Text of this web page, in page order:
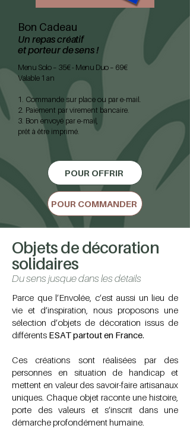
Bon Cadeau
Un repas créatif
et porteur de sens !
Menu Solo – 35€ - Menu Duo – 69€
Valable 1 an
1. Commande sur place ou par e-mail.
2. Paiement par virement bancaire.
3. Bon envoyé par e-mail,
prêt à être imprimé.
POUR OFFRIR
POUR COMMANDER
Objets de décoration
solidaires
Du sens jusque dans les détails
Parce que l’Envolée, c’est aussi un lieu de
vie et d’inspiration, nous proposons une
sélection d’objets de décoration issus de
différents ESAT partout en France.
Ces créations sont réalisées par des
personnes en situation de handicap et
mettent en valeur des savoir-faire artisanaux
uniques. Chaque objet raconte une histoire,
porte des valeurs et s’inscrit dans une
démarche profondément humaine.